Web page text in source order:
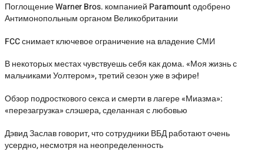
Поглощение Warner Bros. компанией Paramount одобрено
Антимонопольным органом Великобритании
FCC снимает ключевое ограничение на владение СМИ
В некоторых местах чувствуешь себя как дома. «Моя жизнь с
мальчиками Уолтером», третий сезон уже в эфире!
Обзор подросткового секса и смерти в лагере «Миазма»:
«перезагрузка» слэшера, сделанная с любовью
Дэвид Заслав говорит, что сотрудники ВБД работают очень
усердно, несмотря на неопределенность